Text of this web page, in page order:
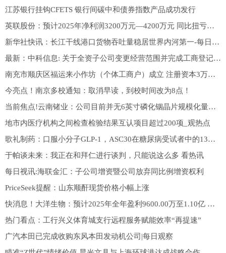
江苏银行挂钩CFETS 银行间碳中和债券指数产品成功发行
英联股份：预计2025年净利润3200万元—4200万元 同比扭亏为盈|快播报
新华社快讯：长江干线港口货物吞吐量稳居世界内河第一-每日看点
最新：中科信息: 关于全资子公司变更经营范围并完成工商登记的公告
南充市顺庆区福运来小作坊（个体工商户）成立 注册资本3万人民币-最新消息
今亮点！南京多校通知：取消早读，到校时间改为8点！
当前焦点!云南锗业：公司目前并无6英寸磷化铟晶片规模化量产的具体计划
地市内医疗机构之间检查检验结果互认项目超过200项_观热点
歌礼制药：口服小分子GLP-1，ASC30在糖尿病受试者中的13周II期研究IND获美国FDA批准|每日信息
于帕谈未来：我正在和拜仁进行谈判，只能说这么多 看热讯
每日视讯:海联金汇：子公司增资暨公司放弃同比例增资权利
PriceSeek提醒：山东顺酐现货价格小幅上涨
快消息！大洋生物：预计2025年全年盈利9600.00万至1.10亿 净利润同比增长50.60%至72.56%
热门看点：工行兴义体育城支行远程服务赋能效率“再提速”
广汽本田已完成收购东风本田发动机公司|每日观察